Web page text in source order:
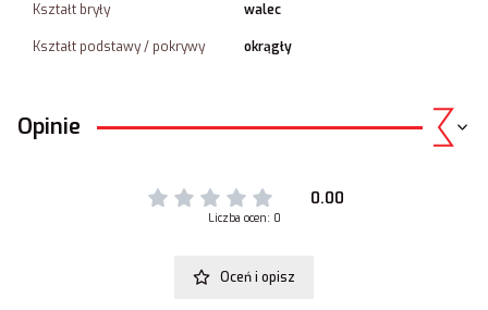
Kształt bryły walec
Kształt podstawy / pokrywy okrągły
Opinie
0.00
Liczba ocen: 0
Oceń i opisz